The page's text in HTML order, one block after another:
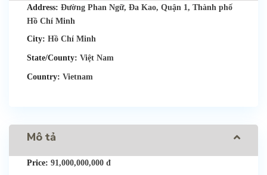
Address: Đường Phan Ngữ, Đa Kao, Quận 1, Thành phố
Hồ Chí Minh
City: Hồ Chí Minh
State/County: Việt Nam
Country: Vietnam
Mô tả
Price: 91,000,000,000 đ